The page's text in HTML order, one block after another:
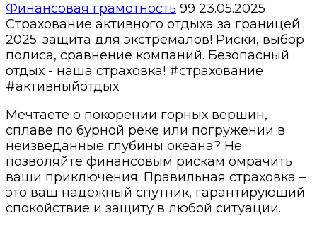
Финансовая грамотность 99 23.05.2025
Страхование активного отдыха за границей
2025: защита для экстремалов! Риски, выбор
полиса, сравнение компаний. Безопасный
отдых - наша страховка! #страхование
#активныйотдых
Мечтаете о покорении горных вершин,
сплаве по бурной реке или погружении в
неизведанные глубины океана? Не
позволяйте финансовым рискам омрачить
ваши приключения. Правильная страховка –
это ваш надежный спутник, гарантирующий
спокойствие и защиту в любой ситуации.